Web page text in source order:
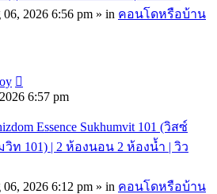
2026 6:56 pm » in คอนโดหรือบ้าน
6:57 pm
Essence Sukhumvit 101 (วิสซ์
ท 101) | 2 ห้องนอน 2 ห้องน้ำ | วิว
2026 6:12 pm » in คอนโดหรือบ้าน